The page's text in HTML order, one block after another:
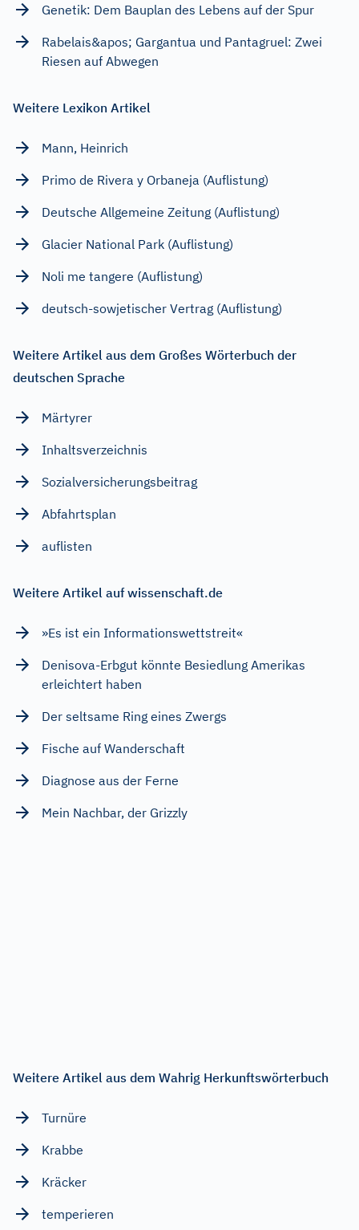
Genetik: Dem Bauplan des Lebens auf der Spur
Rabelais&apos; Gargantua und Pantagruel: Zwei
Riesen auf Abwegen
Weitere Lexikon Artikel
Mann, Heinrich
Primo de Rivera y Orbaneja (Auflistung)
Deutsche Allgemeine Zeitung (Auflistung)
Glacier National Park (Auflistung)
Noli me tangere (Auflistung)
deutsch-sowjetischer Vertrag (Auflistung)
Weitere Artikel aus dem Großes Wörterbuch der
deutschen Sprache
Märtyrer
Inhaltsverzeichnis
Sozialversicherungsbeitrag
Abfahrtsplan
auflisten
Weitere Artikel auf wissenschaft.de
»Es ist ein Informationswettstreit«
Denisova-Erbgut könnte Besiedlung Amerikas
erleichtert haben
Der seltsame Ring eines Zwergs
Fische auf Wanderschaft
Diagnose aus der Ferne
Mein Nachbar, der Grizzly
Weitere Artikel aus dem Wahrig Herkunftswörterbuch
Turnüre
Krabbe
Kräcker
temperieren